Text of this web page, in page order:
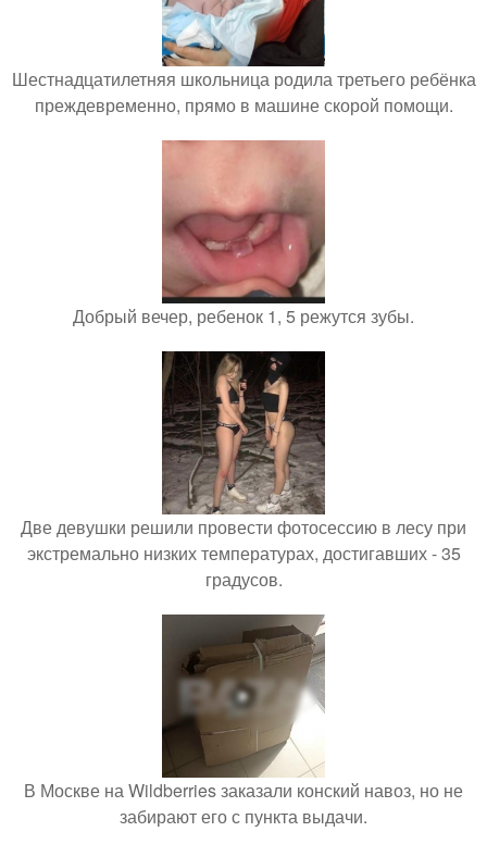
Шестнадцатилетняя школьница родила третьего ребёнка
преждевременно, прямо в машине скорой помощи.
Добрый вечер, ребенок 1, 5 режутся зубы.
Две девушки решили провести фотосессию в лесу при
экстремально низких температурах, достигавших - 35
градусов.
В Москве на Wildberries заказали конский навоз, но не
забирают его с пункта выдачи.